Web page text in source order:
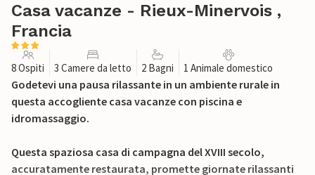
Casa vacanze - Rieux-Minervois ,
Francia
8 Ospiti 3 Camere da letto 2 Bagni 1 Animale domestico
Godetevi una pausa rilassante in un ambiente rurale in
questa accogliente casa vacanze con piscina e
idromassaggio.
Questa spaziosa casa di campagna del XVIII secolo,
accuratamente restaurata, promette giornate rilassanti